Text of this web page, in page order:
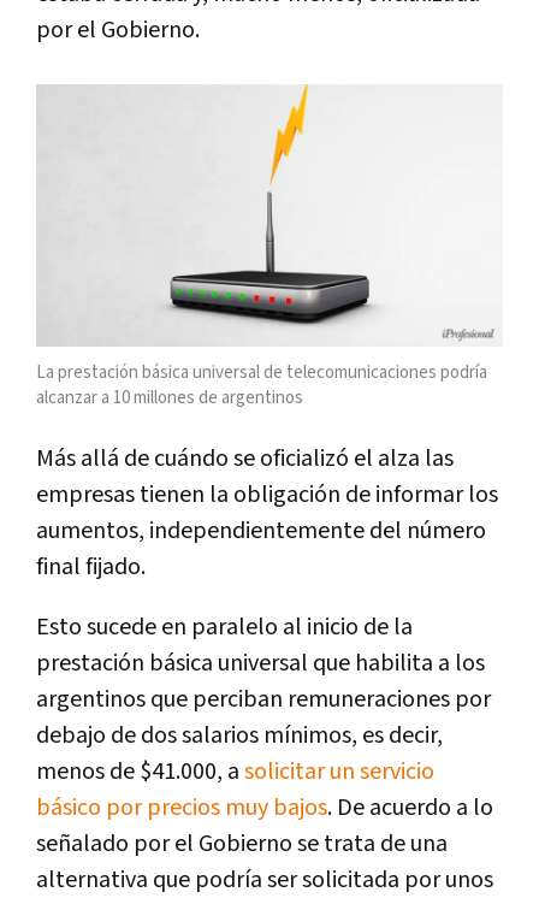
por el Gobierno.
La prestación básica universal de telecomunicaciones podría
alcanzar a 10 millones de argentinos
Más allá de cuándo se oficializó el alza las
empresas tienen la obligación de informar los
aumentos, independientemente del número
final fijado.
Esto sucede en paralelo al inicio de la
prestación básica universal que habilita a los
argentinos que perciban remuneraciones por
debajo de dos salarios mínimos, es decir,
menos de $41.000, asolicitar un servicio
básico por precios muy bajos. De acuerdo a lo
señalado por el Gobierno se trata de una
alternativa que podría ser solicitada por unos